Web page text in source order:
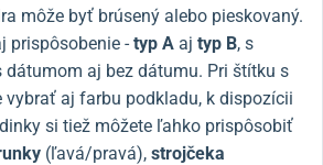
môže byť brúsený alebo pieskovaný.
prispôsobenie - typ A aj typ B, s
dátumom aj bez dátumu. Pri štítku s
aj farbu podkladu, k dispozícii
si tiež môžete ľahko prispôsobiť
(ľavá/pravá), strojčeka